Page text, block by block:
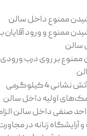
ممنوع داخل سالن
ممنوع و ورود آقایان
سالن
ممنوع بر روی درب ورودی
4 کیلوگرمی
اولیه داخل سالن
صنفی داخل سالن
آرایشگاه زنانه در